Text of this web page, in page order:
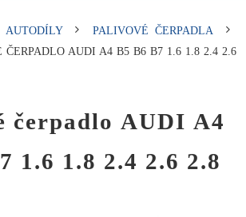
AUTODÍLY
PALIVOVÉ ČERPADLA
ČERPADLO AUDI A4 B5 B6 B7 1.6 1.8 2.4 2.6
čerpadlo AUDI A4
1.6 1.8 2.4 2.6 2.8